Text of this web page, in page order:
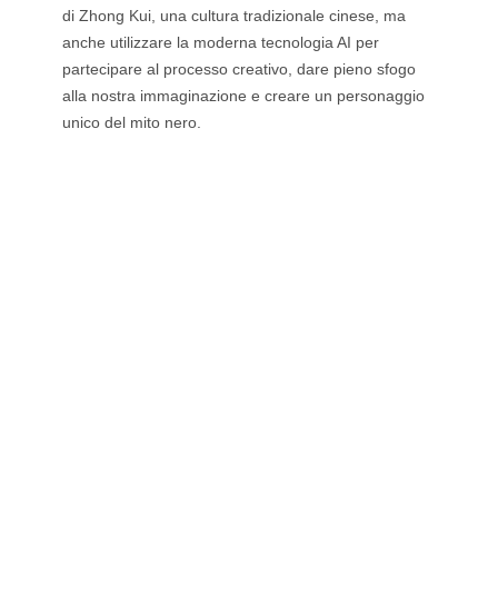
di Zhong Kui, una cultura tradizionale cinese, ma
anche utilizzare la moderna tecnologia AI per
partecipare al processo creativo, dare pieno sfogo
alla nostra immaginazione e creare un personaggio
unico del mito nero.